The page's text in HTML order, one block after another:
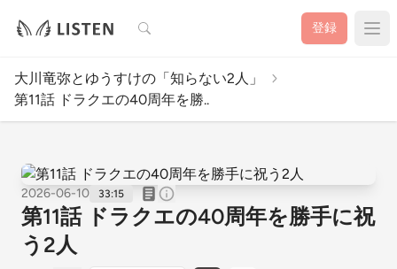
検索 登録
大川竜弥とゆうすけの「知らない2人」
第11話 ドラクエの40周年を勝..
2026-06-10 33:15
第11話 ドラクエの40周年を勝手に祝
う2人